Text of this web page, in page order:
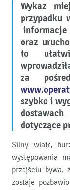
Wykaz
przypadku
informacje
oraz
to
za
szybko i
dotyczące
Silny wiatr,
występowania
przejściu bywa,
zostaje